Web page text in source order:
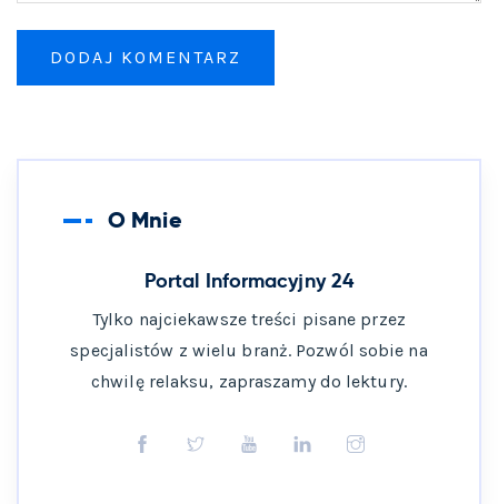
O Mnie
Portal Informacyjny 24
Tylko najciekawsze treści pisane przez
specjalistów z wielu branż. Pozwól sobie na
chwilę relaksu, zapraszamy do lektury.